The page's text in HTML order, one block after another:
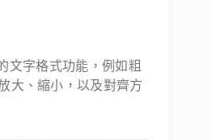
文字格式功能，例如粗
大、縮小，以及對齊方